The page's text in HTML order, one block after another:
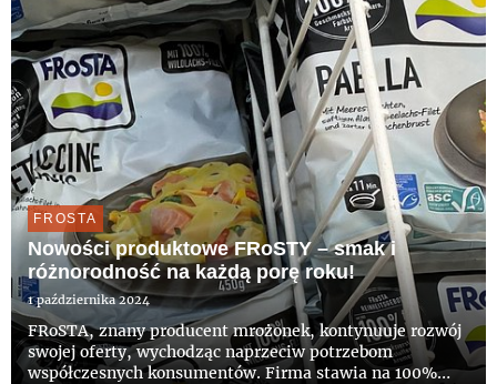
FROSTA
Nowości produktowe FRoSTY – smak i
różnorodność na każdą porę roku!
1 października 2024
FRoSTA, znany producent mrożonek, kontynuuje rozwój
swojej oferty, wychodząc naprzeciw potrzebom
współczesnych konsumentów. Firma stawia na 100%